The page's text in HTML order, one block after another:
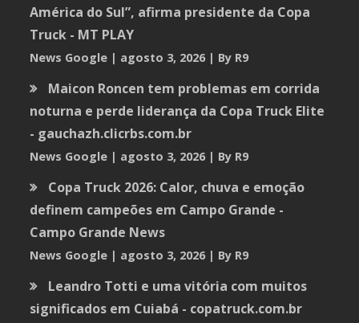
América do Sul”, afirma presidente da Copa
Truck - MT PLAY
News Google agosto 3, 2026 By R9
Maicon Roncen tem problemas em corrida
noturna e perde liderança da Copa Truck Elite
- gauchazh.clicrbs.com.br
News Google agosto 3, 2026 By R9
Copa Truck 2026: Calor, chuva e emoção
definem campeões em Campo Grande -
Campo Grande News
News Google agosto 3, 2026 By R9
Leandro Totti e uma vitória com muitos
significados em Cuiabá - copatruck.com.br